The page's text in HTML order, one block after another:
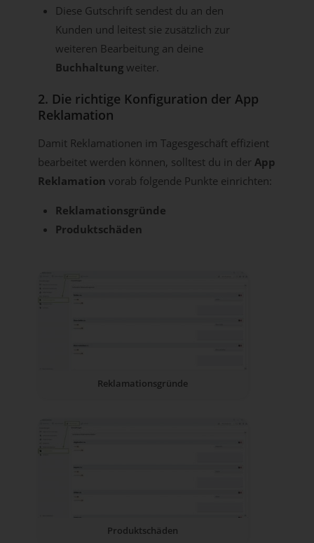
Diese Gutschrift sendest du an den
Kunden und leitest sie zusätzlich zur
weiteren Bearbeitung an deine
Buchhaltungweiter.
2. Die richtige Konfiguration der App
Reklamation
Damit Reklamationen im Tagesgeschäft effizient
bearbeitet werden können, solltest du in der App
Reklamation vorab folgende Punkte einrichten:
Reklamationsgründe
Produktschäden
Reklamationsgründe
Produktschäden